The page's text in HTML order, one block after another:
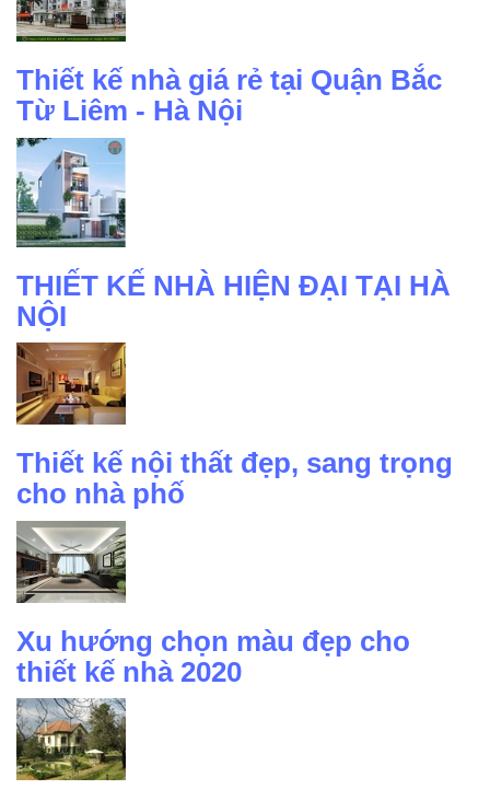
Thiết kế nhà giá rẻ tại Quận Bắc
Từ Liêm - Hà Nội
THIẾT KẾ NHÀ HIỆN ĐẠI TẠI HÀ
NỘI
Thiết kế nội thất đẹp, sang trọng
cho nhà phố
Xu hướng chọn màu đẹp cho
thiết kế nhà 2020